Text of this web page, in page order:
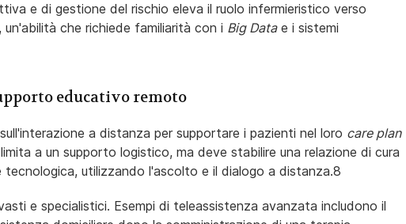
e di gestione del rischio eleva il ruolo infermieristico verso
che richiede familiarità con i Big Datae i sistemi
educativo remoto
a distanza per supportare i pazienti nel loro care plan
a un supporto logistico, ma deve stabilire una relazione di cura
utilizzando l'ascolto e il dialogo a distanza.8
e specialistici. Esempi di teleassistenza avanzata includono il